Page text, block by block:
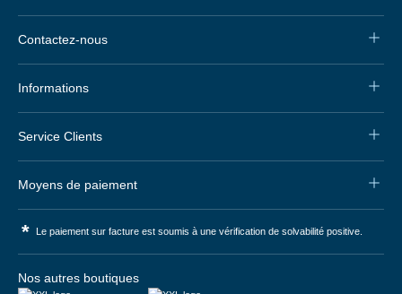
Contactez-nous
Informations
Service Clients
Moyens de paiement
* Le paiement sur facture est soumis à une vérification de solvabilité positive.
Nos autres boutiques